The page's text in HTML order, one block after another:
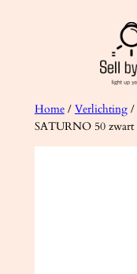
Home/ Verlichting/
SATURNO 50 zwart